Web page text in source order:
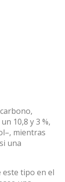
10,8 y 3 %,
mientras
una
este tipo en el